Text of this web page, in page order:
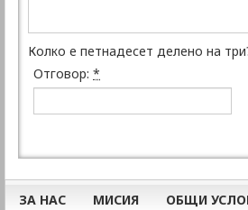
Колко е петнадесет делено на
Отговор: *
ЗА НАС МИСИЯ ОБЩИ